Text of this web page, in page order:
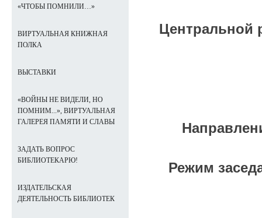
Центральной
Режим
«ЧТОБЫ ПОМНИЛИ…»
ВИРТУАЛЬНАЯ КНИЖНАЯ
ПОЛКА
ВЫСТАВКИ
«ВОЙНЫ НЕ ВИДЕЛИ, НО
ПОМНИМ...», ВИРТУАЛЬНАЯ
ГАЛЕРЕЯ ПАМЯТИ И СЛАВЫ
ЗАДАТЬ ВОПРОС
БИБЛИОТЕКАРЮ!
ИЗДАТЕЛЬСКАЯ
ДЕЯТЕЛЬНОСТЬ БИБЛИОТЕК